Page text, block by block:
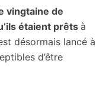
vingtaine de
étaient prêts à
désormais lancé à
d’être